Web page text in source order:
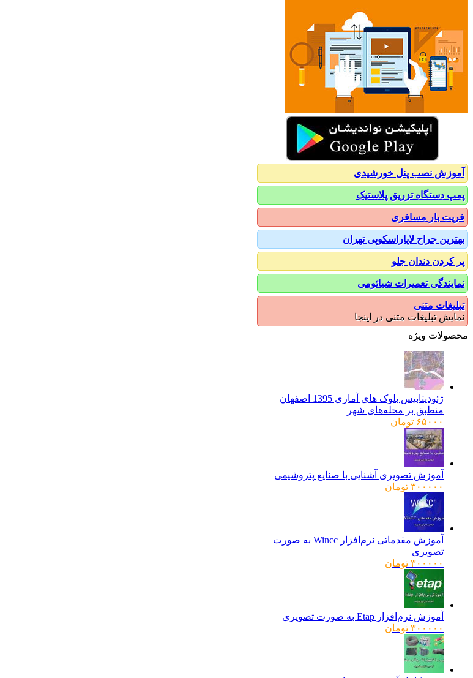
آموزش نصب پنل خورشیدی
پمپ دستگاه تزریق پلاستیک
فریت بار مسافری
بهترین جراح لاپاراسکوپی تهران
پر کردن دندان جلو
نمایندگی تعمیرات شیائومی
تبلیغات متنی
نمایش تبلیغات متنی در اینجا
محصولات ویژه
ژئودیتابیس بلوک های آماری 1395 اصفهان
منطبق بر محله‌های شهر
۶۵۰۰۰ تومان
آموزش تصویری آشنایی با صنایع پتروشیمی
۳۰۰۰۰۰ تومان
آموزش مقدماتی نرم‌افزار Wincc به صورت
تصویری
۳۰۰۰۰۰ تومان
آموزش نرم‌افزار Etap به صورت تصویری
۳۰۰۰۰۰ تومان